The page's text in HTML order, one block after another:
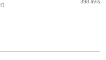
398 avis